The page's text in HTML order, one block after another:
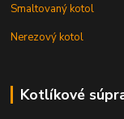
Smaltovaný kotol
Nerezový kotol
Kotlíkové